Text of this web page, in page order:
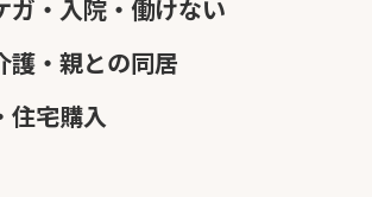
ガ・入院・働けない
護・親との同居
住宅購入